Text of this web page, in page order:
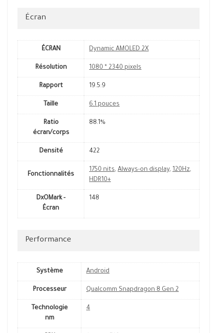
Écran
ÉCRAN Dynamic AMOLED 2X
Résolution 1080 * 2340 pixels
Rapport 19.5:9
Taille 6.1 pouces
Ratio
écran/corps
88.1%
Densité 422
Fonctionnalités
1750 nits, Always-on display, 120Hz,
HDR10+
DxOMark -
Écran
148
Performance
Système Android
Processeur Qualcomm Snapdragon 8 Gen 2
Technologie
nm
4